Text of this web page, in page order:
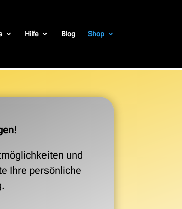
Hilfe Blog Shop
und
Ihre persönliche